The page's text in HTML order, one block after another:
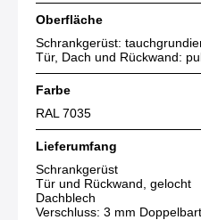
Oberfläche
Schrankgerüst:
Tür, Dach und Rückwand:
Farbe
RAL 7035
Lieferumfang
Schrankgerüst
Tür und Rückwand, gelocht
Dachblech
Verschluss: 3 mm Doppelbart